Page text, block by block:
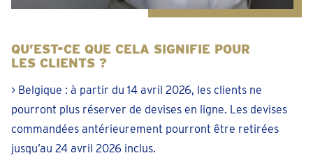
QU’EST-CE QUE CELA SIGNIFIE POUR
LES CLIENTS ?
> Belgique : à partir du 14 avril 2026, les clients ne
pourront plus réserver de devises en ligne. Les devises
commandées antérieurement pourront être retirées
jusqu’au 24 avril 2026 inclus.